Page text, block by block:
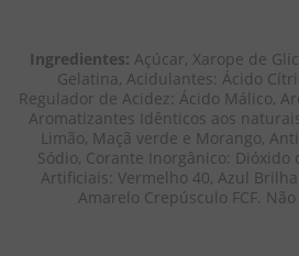
Ingredientes: Açúcar, Xarope de
Gelatina, Acidulantes: Ácido
Regulador de Acidez: Ácido Málico,
Aromatizantes Idênticos aos
Limão, Maçã verde e Morango,
Sódio, Corante Inorgânico: Dióxido
Artificiais: Vermelho 40, Azul
Amarelo Crepúsculo FCF.